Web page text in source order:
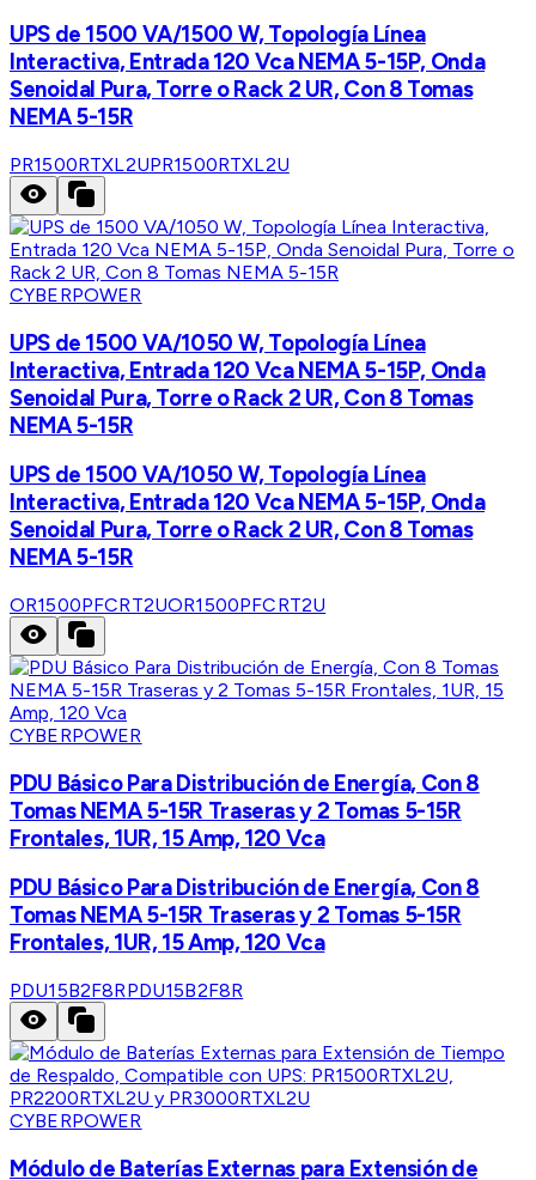
UPS de 1500 VA/1500 W, Topología Línea
Interactiva, Entrada 120 Vca NEMA 5-15P, Onda
Senoidal Pura, Torre o Rack 2 UR, Con 8 Tomas
NEMA 5-15R
PR1500RTXL2UPR1500RTXL2U
CYBERPOWER
UPS de 1500 VA/1050 W, Topología Línea
Interactiva, Entrada 120 Vca NEMA 5-15P, Onda
Senoidal Pura, Torre o Rack 2 UR, Con 8 Tomas
NEMA 5-15R
UPS de 1500 VA/1050 W, Topología Línea
Interactiva, Entrada 120 Vca NEMA 5-15P, Onda
Senoidal Pura, Torre o Rack 2 UR, Con 8 Tomas
NEMA 5-15R
OR1500PFCRT2UOR1500PFCRT2U
CYBERPOWER
PDU Básico Para Distribución de Energía, Con 8
Tomas NEMA 5-15R Traseras y 2 Tomas 5-15R
Frontales, 1UR, 15 Amp, 120 Vca
PDU Básico Para Distribución de Energía, Con 8
Tomas NEMA 5-15R Traseras y 2 Tomas 5-15R
Frontales, 1UR, 15 Amp, 120 Vca
PDU15B2F8RPDU15B2F8R
CYBERPOWER
Módulo de Baterías Externas para Extensión de